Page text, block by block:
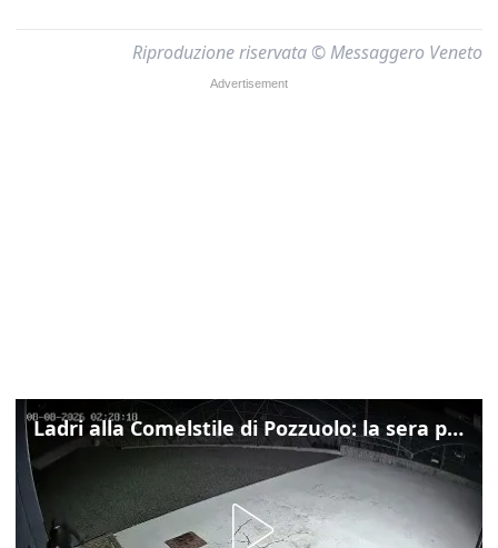
Riproduzione riservata © Messaggero Veneto
Ladri alla Comelstile di Pozzuolo: la sera prima il tentato furto a Buja, ecco le immagini